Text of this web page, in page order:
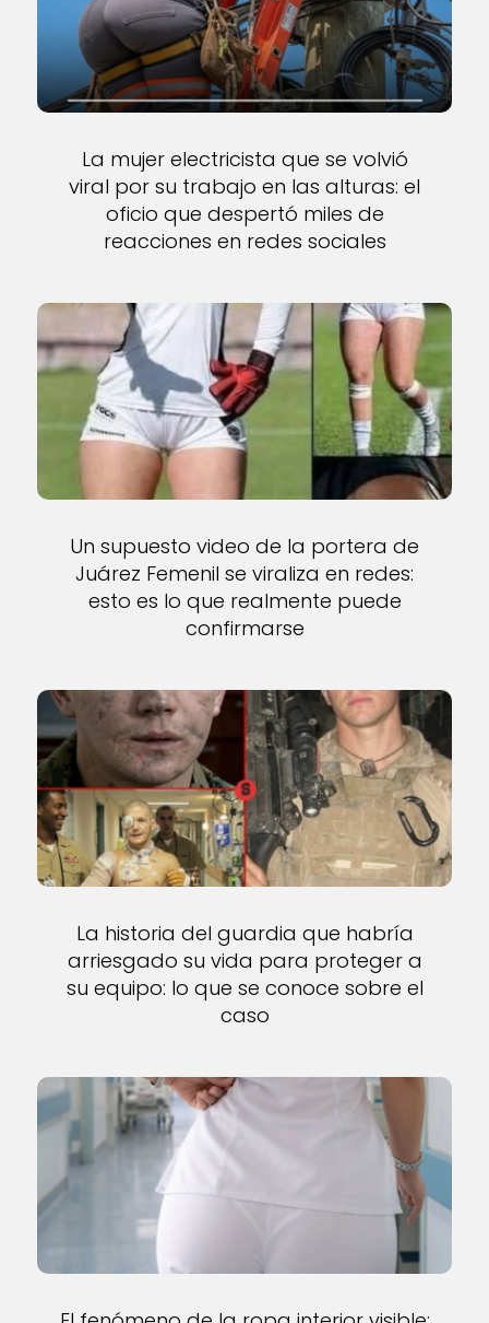
La mujer electricista que se volvió
viral por su trabajo en las alturas: el
oficio que despertó miles de
reacciones en redes sociales
Un supuesto video de la portera de
Juárez Femenil se viraliza en redes:
esto es lo que realmente puede
confirmarse
La historia del guardia que habría
arriesgado su vida para proteger a
su equipo: lo que se conoce sobre el
caso